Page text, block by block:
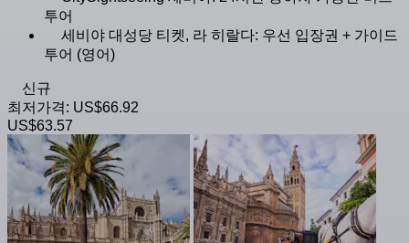
투어
세비야 대성당 티켓, 라 히랄다: 우선 입장권 + 가이드
투어 (영어)
신규
최저가격: US$66.92
US$63.57